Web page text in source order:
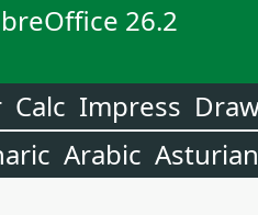
26.2
Calc Impress
Arabic Asturian